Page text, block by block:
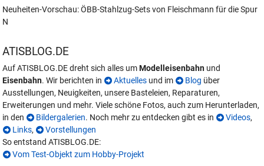
Neuheiten-Vorschau: ÖBB-Stahlzug-Sets von Fleischmann für die Spur
N
ATISBLOG.DE
Auf ATISBLOG.DE dreht sich alles umModelleisenbahn und
Eisenbahn. Wir berichten in Aktuelles und im Blog über
Ausstellungen, Neuigkeiten, unsere Basteleien, Reparaturen,
Erweiterungen und mehr. Viele schöne Fotos, auch zum Herunterladen,
in den
Bildergalerien. Noch mehr zu entdecken gibt es in Videos,
Links,
Vorstellungen
So entstand ATISBLOG.DE:
Vom Test-Objekt zum Hobby-Projekt